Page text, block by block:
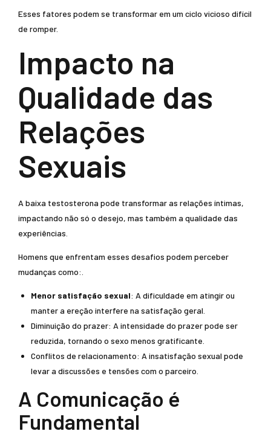
Esses fatores podem se transformar em um ciclo vicioso difícil
de romper.
Impacto na
Qualidade das
Relações
Sexuais
A baixa testosterona pode transformar as relações íntimas,
impactando não só o desejo, mas também a qualidade das
experiências.
Homens que enfrentam esses desafios podem perceber
mudanças como:.
Menor satisfação sexual: A dificuldade em atingir ou
manter a ereção interfere na satisfação geral.
Diminuição do prazer: A intensidade do prazer pode ser
reduzida, tornando o sexo menos gratificante.
Conflitos de relacionamento: A insatisfação sexual pode
levar a discussões e tensões com o parceiro.
A Comunicação é
Fundamental